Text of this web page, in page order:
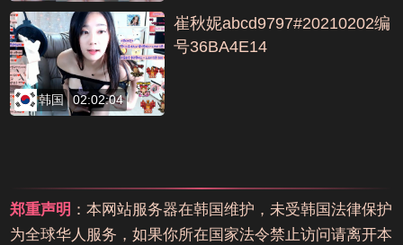
韩国 02:02:04
崔秋妮abcd9797#20210202编
号36BA4E14
郑重声明 ：本网站服务器在韩国维护，未受韩国法律保护
为全球华人服务，如果你所在国家法令禁止访问请离开本